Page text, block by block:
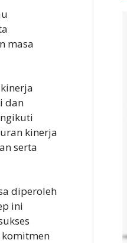
masa
dan
kinerja
serta
diperoleh
ini